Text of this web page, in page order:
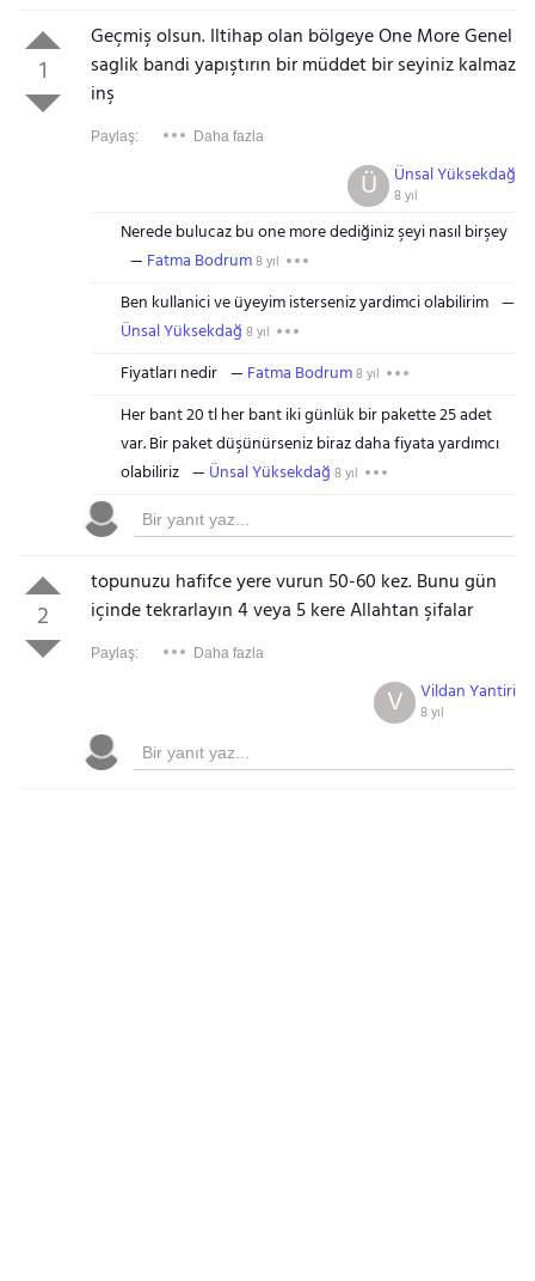
1
Geçmiş olsun. Iltihap olan bölgeye One More Genel
saglik bandi yapıştırın bir müddet bir seyiniz kalmaz
inş
Paylaş: Daha fazla
Ünsal Yüksekdağ
8 yıl
Ü
Nerede bulucaz bu one more dediğiniz şeyi nasıl birşey
Fatma Bodrum8 yıl
Ben kullanici ve üyeyim isterseniz yardimci olabilirim
Ünsal Yüksekdağ 8 yıl
Fiyatları nedir Fatma Bodrum8 yıl
Her bant 20 tl her bant iki günlük bir pakette 25 adet
var. Bir paket düşünürseniz biraz daha fiyata yardımcı
olabiliriz
Ünsal Yüksekdağ 8 yıl
2
topunuzu hafifce yere vurun 50-60 kez. Bunu gün
içinde tekrarlayın 4 veya 5 kere Allahtan şifalar
Paylaş: Daha fazla
Vildan Yantiri
8 yıl
V